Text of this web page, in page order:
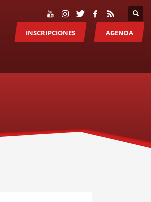
INSCRIPCIONES AGENDA